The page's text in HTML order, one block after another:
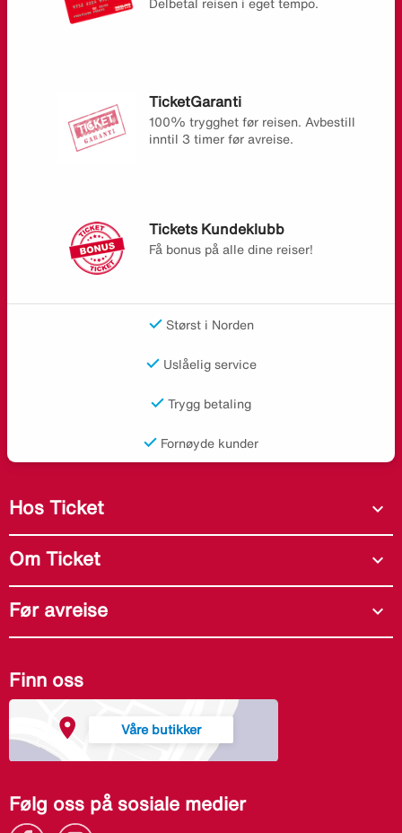
Delbetal reisen i eget tempo.
TicketGaranti
100% trygghet før reisen. Avbestill
inntil 3 timer før avreise.
Tickets Kundeklubb
Få bonus på alle dine reiser!
Størst i Norden
Uslåelig service
Trygg betaling
Fornøyde kunder
Hos Ticket expand_more
Om Ticket expand_more
Før avreise expand_more
Finn oss
Våre butikker
Følg oss på sosiale medier